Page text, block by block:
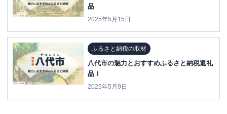
品
2025年5月15日
ふるさと納税の取材
八代市の魅力とおすすめふるさと納税返礼
品！
2025年5月9日